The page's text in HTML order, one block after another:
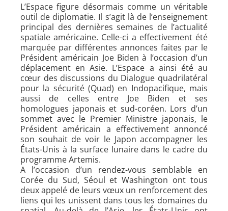
L’Espace figure désormais comme un véritable
outil de diplomatie. Il s’agit là de l’enseignement
principal des dernières semaines de l’actualité
spatiale américaine. Celle-ci a effectivement été
marquée par différentes annonces faites par le
Président américain Joe Biden à l’occasion d’un
déplacement en Asie. L’Espace a ainsi été au
cœur des discussions du Dialogue quadrilatéral
pour la sécurité (Quad) en Indopacifique, mais
aussi de celles entre Joe Biden et ses
homologues japonais et sud-coréen. Lors d’un
sommet avec le Premier Ministre japonais, le
Président américain a effectivement annoncé
son souhait de voir le Japon accompagner les
États-Unis à la surface lunaire dans le cadre du
programme Artemis.
A l’occasion d’un rendez-vous semblable en
Corée du Sud, Séoul et Washington ont tous
deux appelé de leurs vœux un renforcement des
liens qui les unissent dans tous les domaines du